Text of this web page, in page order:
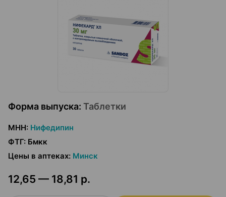
Форма выпуска: Таблетки
МНН: Нифедипин
ФТГ: Бмкк
Цены в аптеках: Минск
12,65 — 18,81 р.